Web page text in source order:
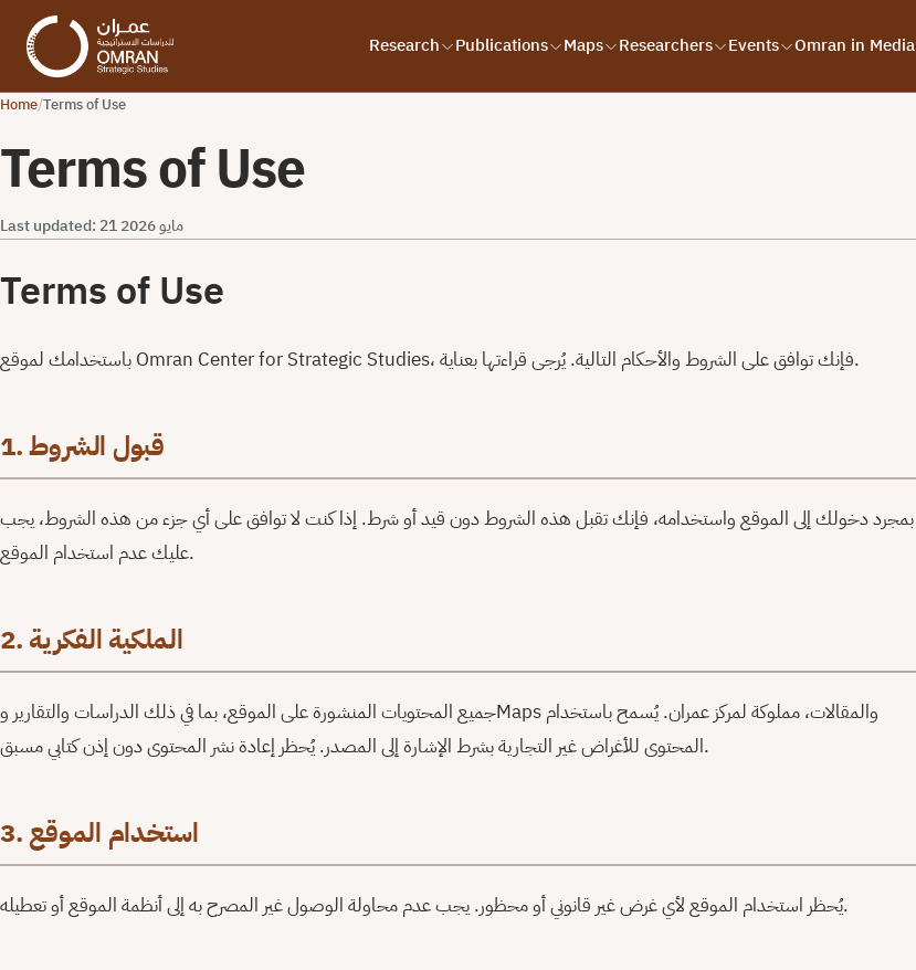
Research Publications Maps Researchers Events Omran in Media
Home/Terms of Use
Terms of Use
Last updated: 21 مايو 2026
Terms of Use
باستخدامك لموقع Omran Center for Strategic Studies، فإنك توافق على الشروط والأحكام التالية. يُرجى قراءتها بعناية.
1. قبول الشروط
بمجرد دخولك إلى الموقع واستخدامه، فإنك تقبل هذه الشروط دون قيد أو شرط. إذا كنت لا توافق على أي جزء من هذه الشروط، يجب
عليك عدم استخدام الموقع.
2. الملكية الفكرية
جميع المحتويات المنشورة على الموقع، بما في ذلك الدراسات والتقارير وMaps والمقالات، مملوكة لمركز عمران. يُسمح باستخدام
المحتوى للأغراض غير التجارية بشرط الإشارة إلى المصدر. يُحظر إعادة نشر المحتوى دون إذن كتابي مسبق.
3. استخدام الموقع
يُحظر استخدام الموقع لأي غرض غير قانوني أو محظور. يجب عدم محاولة الوصول غير المصرح به إلى أنظمة الموقع أو تعطيله.